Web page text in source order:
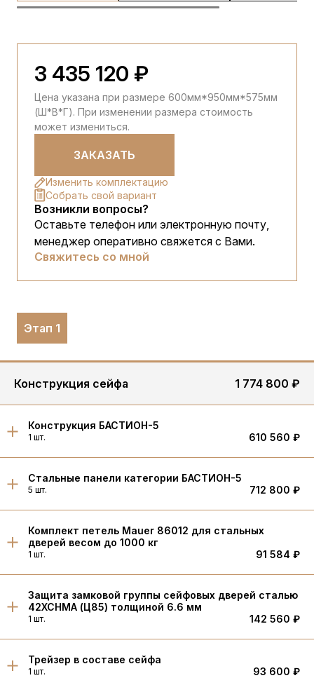
3 435 120 ₽
Цена указана при размере 600мм*950мм*575мм
(Ш*В*Г). При изменении размера стоимость
может измениться.
ЗАКАЗАТЬ
Изменить комплектацию
Собрать свой вариант
Возникли вопросы?
Оставьте телефон или электронную почту,
менеджер оперативно свяжется с Вами.
Свяжитесь со мной
Этап 1
Конструкция сейфа 1 774 800 ₽
Конструкция БАСТИОН-5
1 шт. 610 560 ₽
Стальные панели категории БАСТИОН-5
5 шт. 712 800 ₽
Комплект петель Mauer 86012 для стальных
дверей весом до 1000 кг
1 шт. 91 584 ₽
Защита замковой группы сейфовых дверей сталью
42XCHMA (Ц85) толщиной 6.6 мм
1 шт. 142 560 ₽
Трейзер в составе сейфа
1 шт. 93 600 ₽